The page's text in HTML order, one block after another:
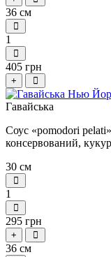
36 см
1
405 грн
+
Гавайська
Соус «pomodori
консервований,
30 см
1
295 грн
+
36 см